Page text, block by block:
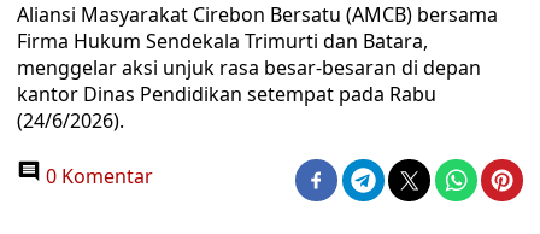
Aliansi Masyarakat Cirebon Bersatu (AMCB) bersama
Firma Hukum Sendekala Trimurti dan Batara,
menggelar aksi unjuk rasa besar-besaran di depan
kantor Dinas Pendidikan setempat pada Rabu
(24/6/2026).
0 Komentar